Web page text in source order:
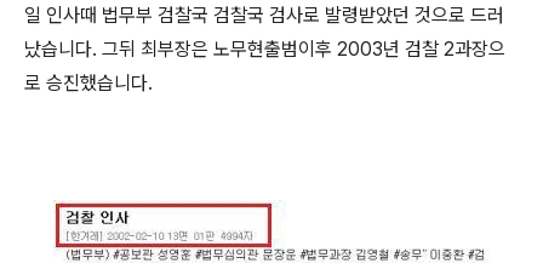
일 인사때 법무부 검찰국 검찰국 검사로 발령받았던 것으로 드러
났습니다. 그뒤 최부장은 노무현출범이후 2003년 검찰 2과장으
로 승진했습니다.